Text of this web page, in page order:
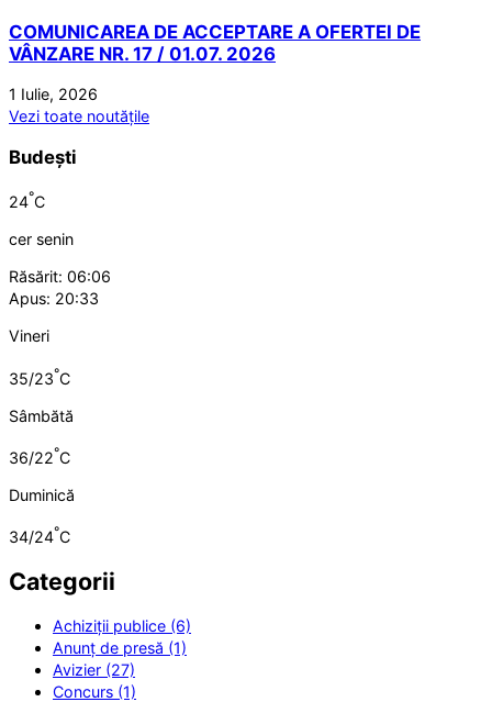
COMUNICAREA DE ACCEPTARE A OFERTEI DE
VÂNZARE NR. 17 / 01.07. 2026
1 Iulie, 2026
Vezi toate noutățile
Budești
24°C
cer senin
Răsărit: 06:06
Apus: 20:33
Vineri
35/23°C
Sâmbătă
36/22°C
Duminică
34/24°C
Categorii
Achiziții publice (6)
Anunț de presă (1)
Avizier (27)
Concurs (1)